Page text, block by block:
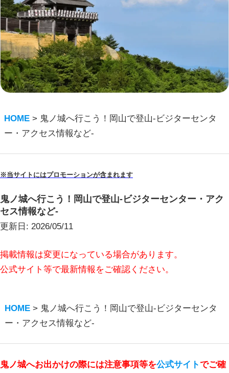
HOME > 鬼ノ城へ行こう！岡山で登山-ビジターセンタ
ー・アクセス情報など-
※当サイトにはプロモーションが含まれます
鬼ノ城へ行こう！岡山で登山-ビジターセンター・アク
セス情報など-
更新日: 2026/05/11
掲載情報は変更になっている場合があります。
公式サイト等で最新情報をご確認ください。
HOME> 鬼ノ城へ行こう！岡山で登山-ビジターセンタ
ー・アクセス情報など-
鬼ノ城へお出かけの際には注意事項等を公式サイトでご確